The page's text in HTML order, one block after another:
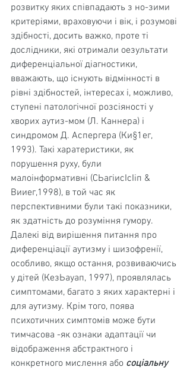
розвитку яких співпадають з но-зими
критеріями, враховуючи і вік, і розумові
здібно­сті, досить важко, проте ті
дослідники, які отримали оезультати
диференціальної діагностики,
вважають, що існують відмінності в
рівні здібностей, інтересах і, мож­ливо,
ступені патологічної розсіяності у
хворих аутиз-мом (Л. Каннера) і
синдромом Д. Аспергера (Ки§1ег,
1993). Такі харатеристики, як
порушення руху, були
малоінформативні (СЬагіисІсІіп &
Вииег,1998), в той час як
перспективними були такі показники,
як здатність до розуміння гумору.
Далекі від вирішення питання про
диференціації аутизму і шизофренії,
особливо, якщо остання, розвива­ючись
у дітей (КезЬауап, 1997), проявлялась
симптома­ми, багато з яких характерні і
для аутизму. Крім того, поява
психотичних симптомів може бути
тимчасова -як ознаки адаптації чи
відображення абстрактного і
конкретного мислення або соціальну